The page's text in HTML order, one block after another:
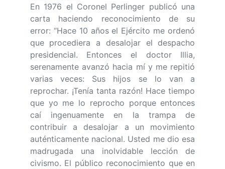
En 1976 el Coronel Perlinger publicó una
carta haciendo reconocimiento de su
error: “Hace 10 años el Ejército me ordenó
que procediera a desalojar el despacho
presidencial. Entonces el doctor Illia,
serenamente avanzó hacia mí y me repitió
varias veces: Sus hijos se lo van a
reprochar. ¡Tenía tanta razón! Hace tiempo
que yo me lo reprocho porque entonces
caí ingenuamente en la trampa de
contribuir a desalojar a un movimiento
auténticamente nacional. Usted me dio esa
madrugada una inolvidable lección de
civismo. El público reconocimiento que en